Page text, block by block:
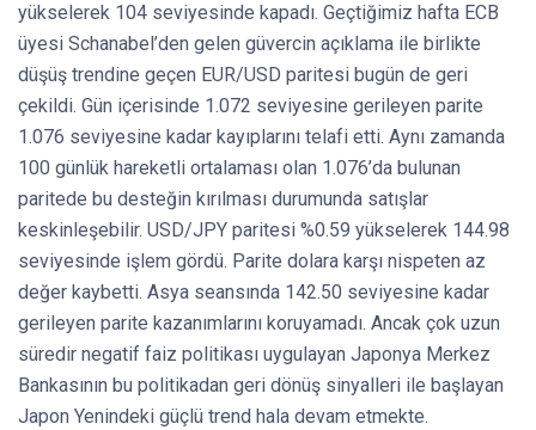
yükselerek 104 seviyesinde kapadı. Geçtiğimiz hafta ECB
üyesi Schanabel’den gelen güvercin açıklama ile birlikte
düşüş trendine geçen EUR/USD paritesi bugün de geri
çekildi. Gün içerisinde 1.072 seviyesine gerileyen parite
1.076 seviyesine kadar kayıplarını telafi etti. Aynı zamanda
100 günlük hareketli ortalaması olan 1.076’da bulunan
paritede bu desteğin kırılması durumunda satışlar
keskinleşebilir. USD/JPY paritesi %0.59 yükselerek 144.98
seviyesinde işlem gördü. Parite dolara karşı nispeten az
değer kaybetti. Asya seansında 142.50 seviyesine kadar
gerileyen parite kazanımlarını koruyamadı. Ancak çok uzun
süredir negatif faiz politikası uygulayan Japonya Merkez
Bankasının bu politikadan geri dönüş sinyalleri ile başlayan
Japon Yenindeki güçlü trend hala devam etmekte.